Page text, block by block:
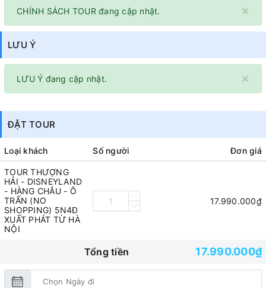
×
CHÍNH SÁCH TOUR đang cập nhật.
LƯU Ý
×
LƯU Ý đang cập nhật.
ĐẶT TOUR
Loại khách Số người Đơn giá
TOUR THƯỢNG
HẢI - DISNEYLAND
- HÀNG CHÂU - Ô
TRẤN (NO
SHOPPING) 5N4Đ
XUẤT PHÁT TỪ HÀ
NỘI
17.990.000₫
Tổng tiền 17.990.000₫